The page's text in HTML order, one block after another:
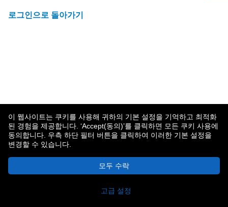
이 웹사이트는 쿠키를 사용해 귀하의 기본 설정을 기억하고 최적화
된 경험을 제공합니다. ‘Accept(동의)’를 클릭하면 모든 쿠키 사용에
동의합니다. 우측 하단 필터 버튼을 클릭하여 이러한 기본 설정을
변경할 수 있습니다.
모두 수락
고급 설정
로그인으로 돌아가기
메트라이프 소개 개인정보보호 정책
© 2026 MetLife Services and Solutions, LLC.